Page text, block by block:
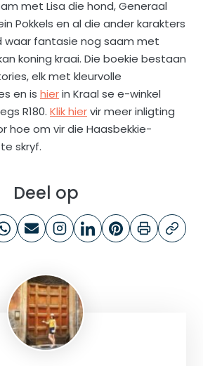
met Lisa die hond, Generaal
Pokkels en al die ander karakters
waar fantasie nog saam met
koning kraai. Die boekie bestaan
elk met kleurvolle
en is hierin Kraal se e-winkel
R180. Klik hiervir meer inligting
hoe om vir die Haasbekkie-
skryf.
Deel op